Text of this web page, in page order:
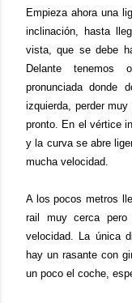
Empieza ahora una
inclinación, hasta
vista, que se debe
Delante tenemos
pronunciada donde
izquierda, perder
pronto. En el vértice
y la curva se abre
mucha velocidad.
A los pocos metros
rail muy cerca
velocidad. La única
hay un rasante con
un poco el coche,